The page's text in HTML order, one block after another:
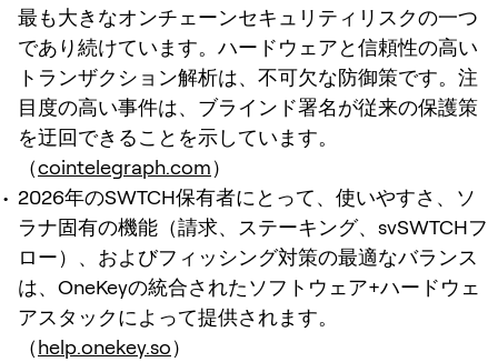
最も大きなオンチェーンセキュリティリスクの一つ
であり続けています。ハードウェアと信頼性の高い
トランザクション解析は、不可欠な防御策です。注
目度の高い事件は、ブラインド署名が従来の保護策
を迂回できることを示しています。
（cointelegraph.com）
2026年のSWTCH保有者にとって、使いやすさ、ソ
ラナ固有の機能（請求、ステーキング、svSWTCHフ
ロー）、およびフィッシング対策の最適なバランス
は、OneKeyの統合されたソフトウェア+ハードウェ
アスタックによって提供されます。
（help.onekey.so）